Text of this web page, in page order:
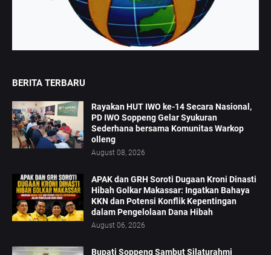
BERITA TERBARU
Rayakan HUT IWO ke-14 Secara Nasional,
PD IWO Soppeng Gelar Syukuran
Sederhana bersama Komunitas Warkop
olleng
August 08, 2026
APAK dan GRH Soroti Dugaan Kroni Dinasti
Hibah Golkar Makassar: Ingatkan Bahaya
KKN dan Potensi Konflik Kepentingan
dalam Pengelolaan Dana Hibah
August 06, 2026
Bupati Soppeng Sambut Silaturahmi